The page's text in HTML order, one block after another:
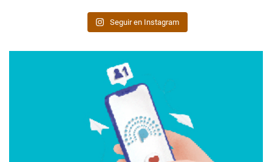
Seguir en Instagram